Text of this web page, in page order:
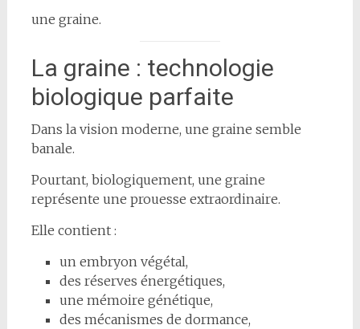
une graine.
La graine : technologie
biologique parfaite
Dans la vision moderne, une graine semble
banale.
Pourtant, biologiquement, une graine
représente une prouesse extraordinaire.
Elle contient :
un embryon végétal,
des réserves énergétiques,
une mémoire génétique,
des mécanismes de dormance,